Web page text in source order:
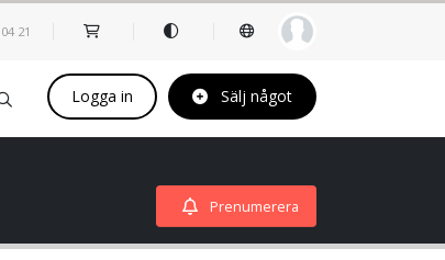
04 21
Logga in Sälj något
Prenumerera